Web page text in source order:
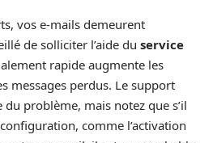
vos e-mails demeurent
de solliciter l’aide du service
rapide augmente les
messages perdus. Le support
problème, mais notez que s’il
comme l’activation